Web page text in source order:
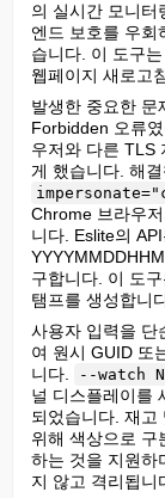
의 실시간 모니터
엔드 보호를 우회
습니다. 이 도구
웹페이지 새로고
발생한 중요한 문
Forbidden 오류
우저와 다른 TLS
게 했습니다. 해
Chrome 브라우
니다. Eslite의
구합니다. 이 도
탬프를 생성합니
사용자 입력을 단
여 원시 GUID 또
니다.
--watch N
널 디스플레이를
되었습니다. 재고
위해 색상으로 구
하는 것을 지원하
지 않고 격리됩니